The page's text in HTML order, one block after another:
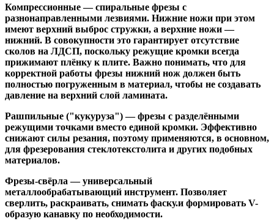
Компрессионные— спиральные фрезы с
разнонаправленными лезвиями. Нижние ножи при этом
имеют верхний выброс стружки, а верхние ножи —
нижний. В совокупности это гарантирует отсутствие
сколов на ЛДСП, поскольку режущие кромки всегда
прижимают плёнку к плите. Важно понимать, что для
корректной работы фрезы нижний нож должен быть
полностью погруженным в материал, чтобы не создавать
давление на верхний слой ламината.
Рашпильные ("кукуруза")— фрезы с разделёнными
режущими точками вместо единой кромки. Эффективно
снижают силы резания, поэтому применяются, в основном,
для фрезерования стеклотекстолита и других подобных
материалов.
Фрезы-свёрла — универсальный
металлообрабатывающий инструмент. Позволяет
сверлить, раскраивать, снимать фаску.и формировать V-
образую канавку по необходимости.